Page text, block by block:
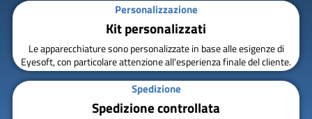
Personalizzazione
Kit personalizzati
Le apparecchiature sono personalizzate in base alle esigenze di
Eyesoft, con particolare attenzione all'esperienza finale del cliente.
Spedizione
Spedizione controllata